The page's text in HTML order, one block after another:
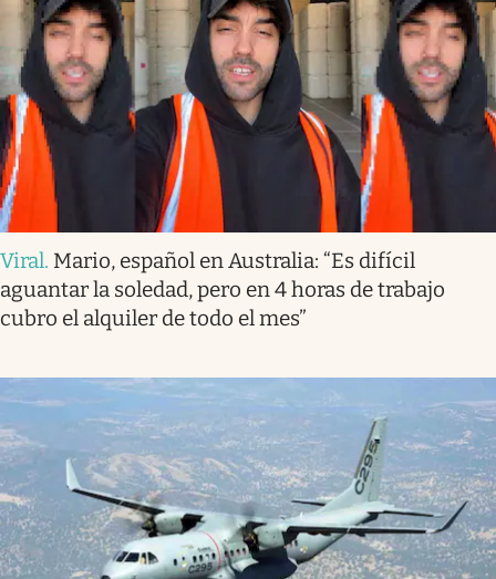
Viral. Mario, español en Australia: “Es difícil
aguantar la soledad, pero en 4 horas de trabajo
cubro el alquiler de todo el mes”